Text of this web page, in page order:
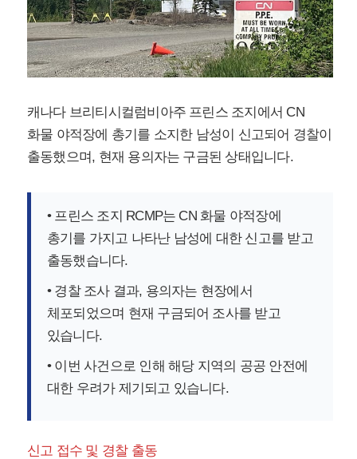
캐나다 브리티시컬럼비아주 프린스 조지에서 CN
화물 야적장에 총기를 소지한 남성이 신고되어 경찰이
출동했으며, 현재 용의자는 구금된 상태입니다.
• 프린스 조지 RCMP는 CN 화물 야적장에
총기를 가지고 나타난 남성에 대한 신고를 받고
출동했습니다.
• 경찰 조사 결과, 용의자는 현장에서
체포되었으며 현재 구금되어 조사를 받고
있습니다.
• 이번 사건으로 인해 해당 지역의 공공 안전에
대한 우려가 제기되고 있습니다.
신고 접수 및 경찰 출동